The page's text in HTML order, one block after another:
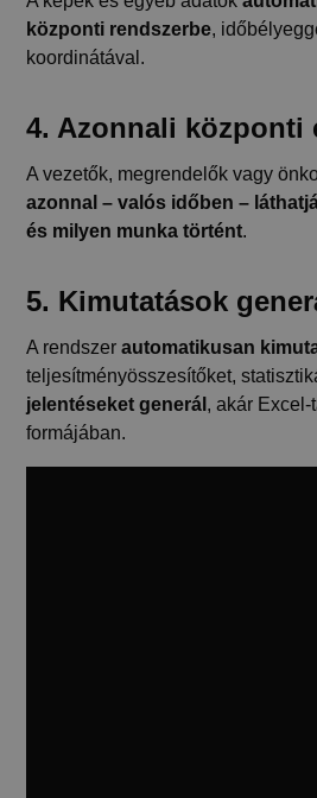
központi rendszerbe,
koordinátával.
4. Azonnali központi
A vezetők, megrendelők vagy
azonnal – valós időben –
és milyen munka történt.
5. Kimutatások
A rendszer automatikusan
teljesítményösszesítőket,
jelentéseket generál , akár
formájában.